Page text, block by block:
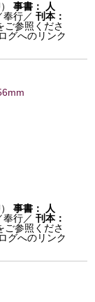
事書：
人
奉行／刊本：
ご参照くださ
グへのリンク
事書：
人
奉行／刊本：
ご参照くださ
グへのリンク